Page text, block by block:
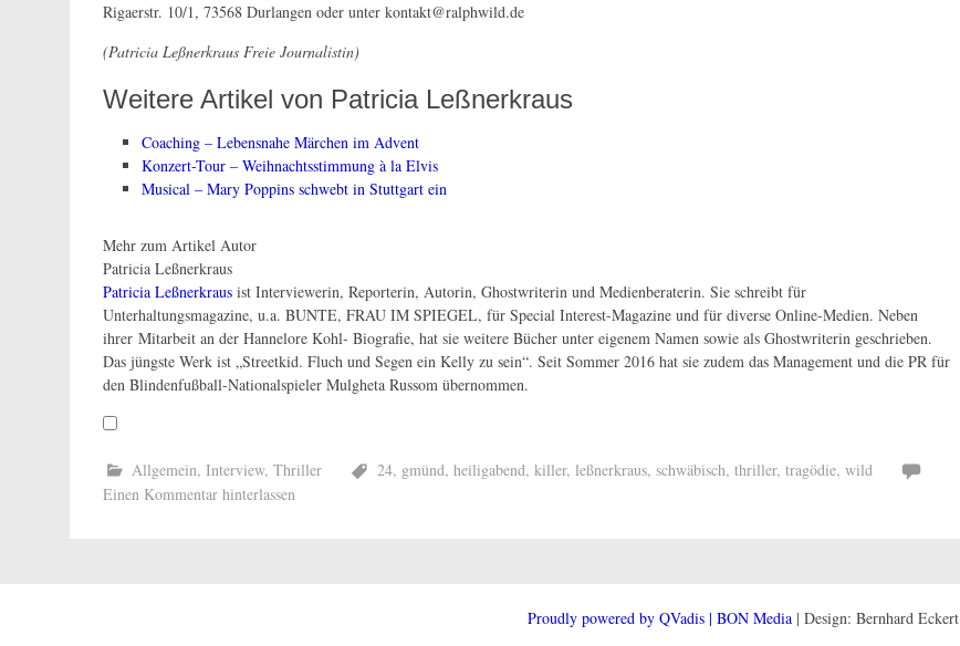
Rigaerstr. 10/1, 73568 Durlangen oder unter kontakt@ralphwild.de
(Patricia Leßnerkraus Freie Journalistin)
Weitere Artikel von Patricia Leßnerkraus
Coaching – Lebensnahe Märchen im Advent
Konzert-Tour – Weihnachtsstimmung à la Elvis
Musical – Mary Poppins schwebt in Stuttgart ein
Mehr zum Artikel Autor
Patricia Leßnerkraus
Patricia Leßnerkraus ist Interviewerin, Reporterin, Autorin, Ghostwriterin und Medienberaterin. Sie schreibt für
Unterhaltungsmagazine, u.a. BUNTE, FRAU IM SPIEGEL, für Special Interest-Magazine und für diverse Online-Medien. Neben
ihrer Mitarbeit an der Hannelore Kohl- Biografie, hat sie weitere Bücher unter eigenem Namen sowie als Ghostwriterin geschrieben.
Das jüngste Werk ist „Streetkid. Fluch und Segen ein Kelly zu sein“. Seit Sommer 2016 hat sie zudem das Management und die PR für
den Blindenfußball-Nationalspieler Mulgheta Russom übernommen.
Allgemein, Interview, Thriller 24, gmünd, heiligabend, killer, leßnerkraus, schwäbisch, thriller, tragödie, wild
Einen Kommentar hinterlassen
Proudly powered by QVadis | BON Media | Design: Bernhard Eckert